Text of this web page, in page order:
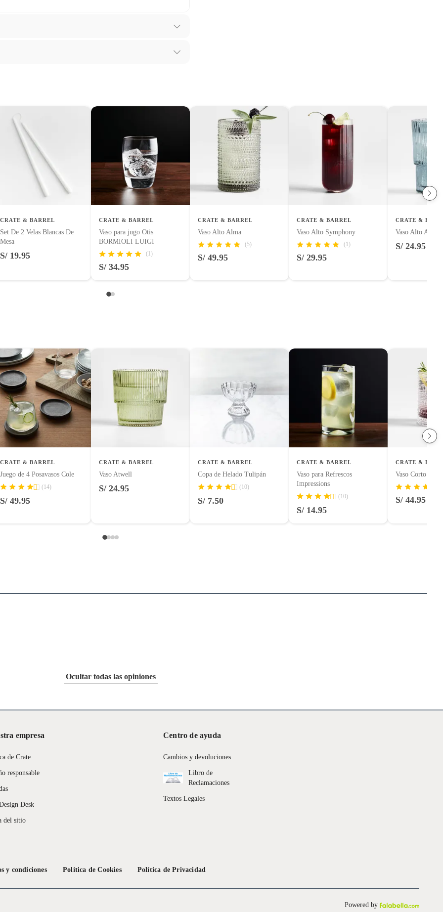
otras con restricciones y algunas que no se pueden
para asfalto, hormigón, albañilería.
para asfalto.
línea blanca, colchones, muebles, bicicletas y máquinas.
alimenticios, vitaminas.
CRATE & BARREL
Set De 2 Velas Blancas De
Mesa
S/ 19.95
CRATE & BARREL
Vaso para jugo Otis
BORMIOLI LUIGI
(1)
S/ 34.95
CRATE & BARREL
Vaso Alto Alma
(5)
S/ 49.95
CRATE & BARREL
Vaso Alto Symphony
(1)
S/ 29.95
CRATE &
Vaso Alto Atwell
S/ 24.95
CRATE & BARREL
Juego de 4 Posavasos Cole
(14)
S/ 49.95
CRATE & BARREL
Vaso Atwell
S/ 24.95
CRATE & BARREL
Copa de Helado Tulipán
(10)
S/ 7.50
CRATE & BARREL
Vaso para Refrescos
Impressions
(10)
S/ 14.95
CRATE &
Vaso Corto Alma
S/ 44.95
Ocultar todas las opiniones
empresa
de Crate
responsable
Desk
del sitio
Centro de ayuda
Cambios y devoluciones
Libro de
Reclamaciones
Textos Legales
y condiciones Política de Cookies Política de Privacidad
Powered by